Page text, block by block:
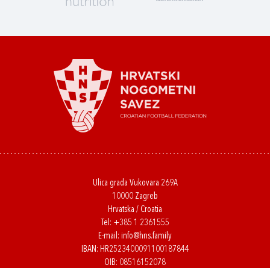
Ulica grada Vukovara 269A
10000 Zagreb
Hrvatska / Croatia
Tel: +385 1 2361555
E-mail: info@hns.family
IBAN: HR2523400091100187844
OIB: 08516152078